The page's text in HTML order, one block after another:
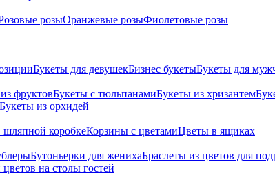
розыОранжевые розыФиолетовые розы
Букеты для девушекБизнес букетыБукеты для
фруктовБукеты с тюльпанамиБукеты из хризантем
Букеты из орхидей
коробкеКорзины с цветамиЦветы в ящиках
Бутоньерки для женихаБраслеты из цветов для
на столы гостей